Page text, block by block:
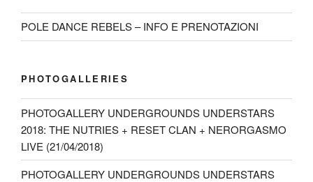
POLE DANCE REBELS – INFO E PRENOTAZIONI
PHOTOGALLERIES
PHOTOGALLERY UNDERGROUNDS UNDERSTARS
2018: THE NUTRIES + RESET CLAN + NERORGASMO
LIVE (21/04/2018)
PHOTOGALLERY UNDERGROUNDS UNDERSTARS